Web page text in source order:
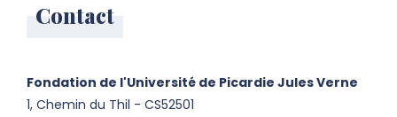
Contact
Fondation de l'Université de Picardie Jules Verne
1, Chemin du Thil - CS52501